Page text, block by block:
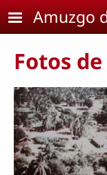
Pasar alAmuzgo
Fotos